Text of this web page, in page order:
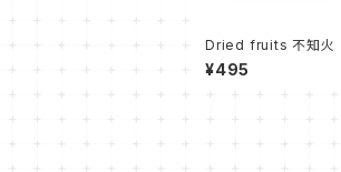
Dried fruits 不知火
¥495